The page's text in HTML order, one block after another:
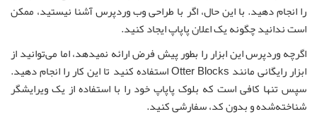
را انجام دهید. با این حال، اگر با طراحی وب وردپرس آشنا نیستید، ممکن
است ندانید چگونه یک اعلان پاپاپ ایجاد کنید.
اگرچه وردپرس این ابزار را بطور پیش فرض ارائه نمیدهد، اما می‌توانید از
ابزار رایگانی مانند Otter Blocks استفاده کنید تا این کار را انجام دهید.
سپس تنها کافی است که بلوک پاپاپ خود را با استفاده از یک ویرایشگر
شناخته‌شده و بدون کد، سفارشی کنید.